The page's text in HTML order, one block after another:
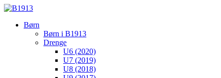
Børn
Børn i B1913
Drenge
U6 (2020)
U7 (2019)
U8 (2018)